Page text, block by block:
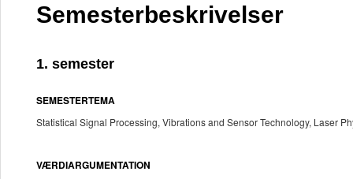
Semesterbeskrivelser
1. semester
SEMESTERTEMA
Statistical Signal Processing, Vibrations and Sensor Technology, Laser
VÆRDIARGUMENTATION